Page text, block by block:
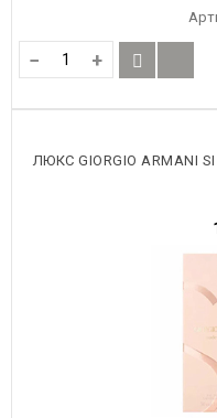
− +
ЛЮКС GIORGIO ARMANI SI